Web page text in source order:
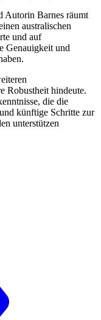
Autorin Barnes räumt
australischen
und auf
Genauigkeit und
Robustheit hindeute.
die die
künftige Schritte zur
unterstützen